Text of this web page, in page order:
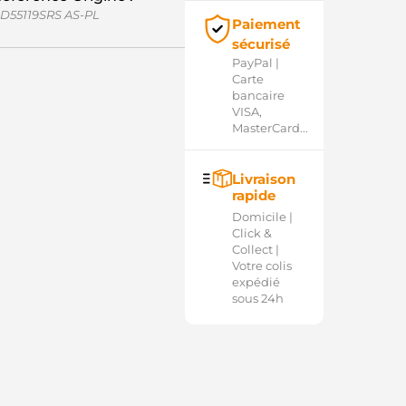
AS-PL
Paiement
sécurisé
PayPal |
Carte
bancaire
VISA,
MasterCard...
Livraison
rapide
Domicile |
Click &
Collect |
Votre colis
expédié
sous 24h